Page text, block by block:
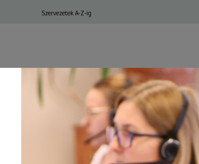
Szervezetek A-Z-ig
ELŐJEGYZÉS,